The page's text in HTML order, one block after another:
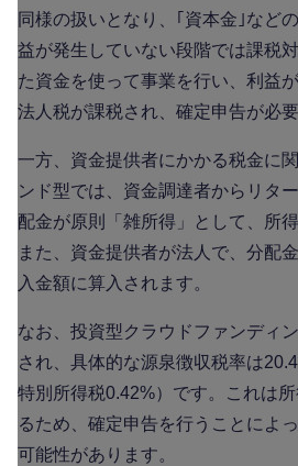
同様の扱いとなり、｢資本金｣など
益が発生していない段階では課税
た資金を使って事業を行い、利益
法人税が課税され、確定申告が必要
一方、資金提供者にかかる税金に
ンド型では、資金調達者からリタ
配金が原則「雑所得」として、所
また、資金提供者が法人で、分配
入金額に算入されます。
なお、投資型クラウドファンディ
され、具体的な源泉徴収税率は
特別所得税0.42%）です。これは
るため、確定申告を行うことによ
可能性があります。